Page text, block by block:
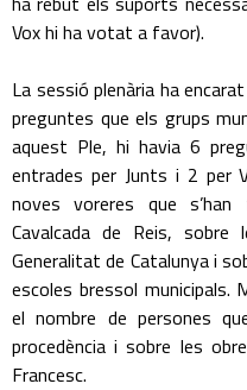
Vox hi ha votat a favor).
La sessió plenària ha
preguntes que els grups
aquest Ple, hi havia 6
entrades per Junts i 2 per
noves voreres que
Cavalcada de Reis,
Generalitat de Catalunya i
escoles bressol municipals.
el nombre de persones
procedència i sobre les
Francesc.